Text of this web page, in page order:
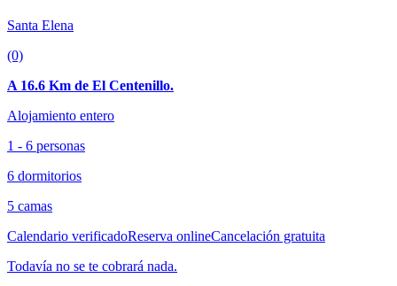
Santa Elena
(0)
A 16.6 Km de El Centenillo.
Alojamiento entero
1 - 6 personas
6 dormitorios
5 camas
Calendario verificadoReserva onlineCancelación gratuita
Todavía no se te cobrará nada.